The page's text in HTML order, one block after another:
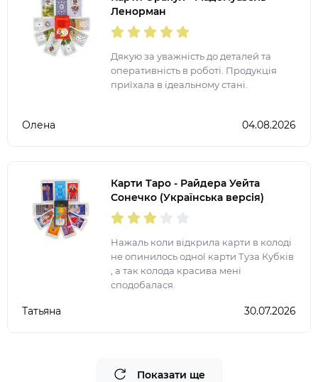
Ленорман
Дякую за уважність до деталей та
оперативність в роботі. Продукція
приїхала в ідеальному стані.
Олена 04.08.2026
Карти Таро - Райдера Уейта
Сонечко (Українська версія)
Нажаль коли відкрила карти в колоді
не опинилось одної карти Туза Кубків
, а так колода красива мені
сподобалася.
Татьяна 30.07.2026
Показати ще